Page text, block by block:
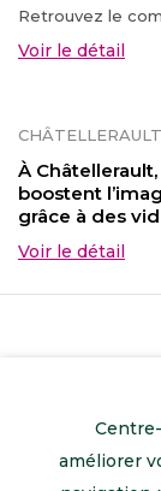
Retrouvez le
Voir le détail
CHÂTELLERAULT
À
boostent
grâce à des
Voir le détail
améliorer